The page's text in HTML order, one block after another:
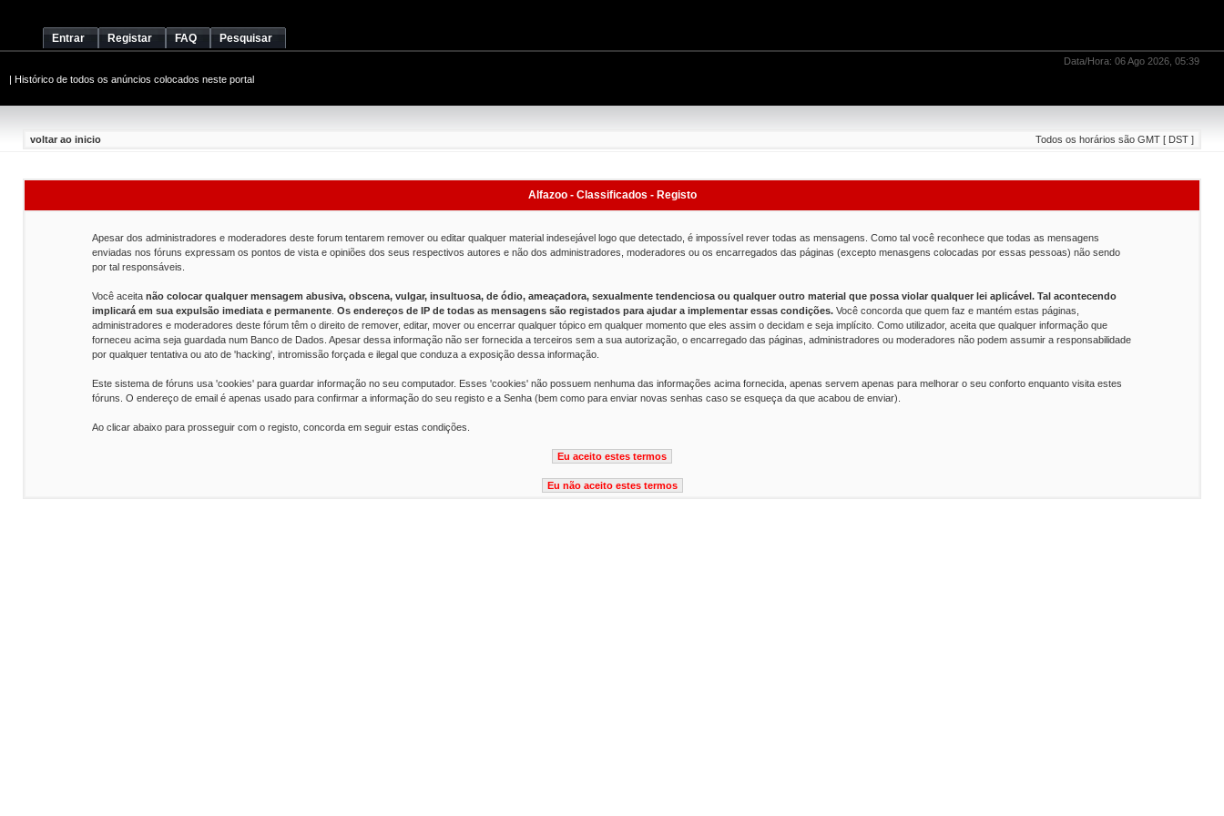
Entrar Registar FAQ Pesquisar
Data/Hora: 06 Ago 2026, 05:39
| Histórico de todos os anúncios colocados neste portal
voltar ao inicio Todos os horários são GMT [ DST ]
Alfazoo - Classificados - Registo
Apesar dos administradores e moderadores deste forum tentarem remover ou editar qualquer material indesejável logo que detectado, é impossível rever todas as mensagens. Como tal você reconhece que todas as mensagens
enviadas nos fóruns expressam os pontos de vista e opiniões dos seus respectivos autores e não dos administradores, moderadores ou os encarregados das páginas (excepto menasgens colocadas por essas pessoas) não sendo
por tal responsáveis.
Você aceita não colocar qualquer mensagem abusiva, obscena, vulgar, insultuosa, de ódio, ameaçadora, sexualmente tendenciosa ou qualquer outro material que possa violar qualquer lei aplicável. Tal acontecendo
implicará em sua expulsão imediata e permanente Os endereços de IP de todas as mensagens são registados para ajudar a implementar essas condições. Você concorda que quem faz e mantém estas páginas,
administradores e moderadores deste fórum têm o direito de remover, editar, mover ou encerrar qualquer tópico em qualquer momento que eles assim o decidam e seja implícito. Como utilizador, aceita que qualquer informação que
forneceu acima seja guardada num Banco de Dados. Apesar dessa informação não ser fornecida a terceiros sem a sua autorização, o encarregado das páginas, administradores ou moderadores não podem assumir a responsabilidade
por qualquer tentativa ou ato de 'hacking', intromissão forçada e ilegal que conduza a exposição dessa informação.
Este sistema de fóruns usa 'cookies' para guardar informação no seu computador. Esses 'cookies' não possuem nenhuma das informações acima fornecida, apenas servem apenas para melhorar o seu conforto enquanto visita estes
fóruns. O endereço de email é apenas usado para confirmar a informação do seu registo e a Senha (bem como para enviar novas senhas caso se esqueça da que acabou de enviar).
Ao clicar abaixo para prosseguir com o registo, concorda em seguir estas condições.